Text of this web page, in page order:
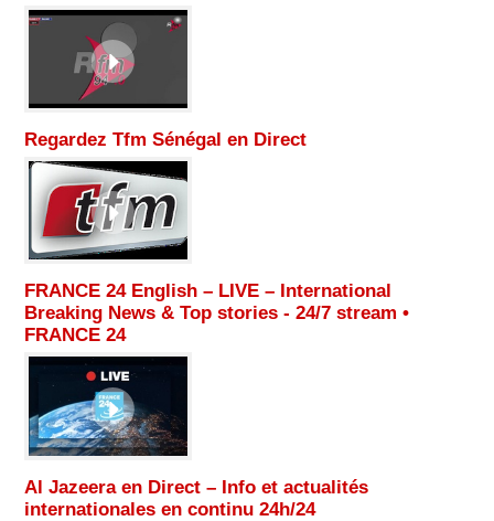
Regardez Tfm Sénégal en Direct
FRANCE 24 English – LIVE – International
Breaking News & Top stories - 24/7 stream •
FRANCE 24
Al Jazeera en Direct – Info et actualités
internationales en continu 24h/24